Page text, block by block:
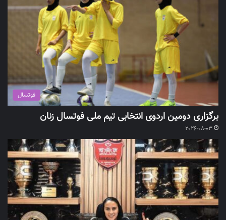
فوتسال
برگزاری دومین اردوی انتخابی تیم ملی فوتسال زنان
2026-08-03